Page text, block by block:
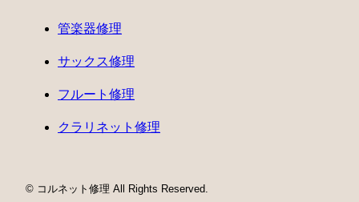
管楽器修理
サックス修理
フルート修理
クラリネット修理
© コルネット修理 All Rights Reserved.